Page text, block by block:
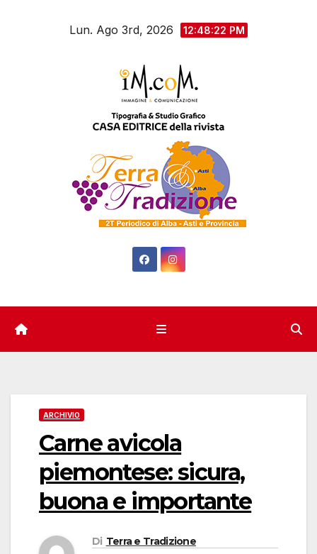
Lun. Ago 3rd, 2026 12:48:23 PM
ARCHIVIO
Carne avicola
piemontese: sicura,
buona e importante
Di Terra e Tradizione